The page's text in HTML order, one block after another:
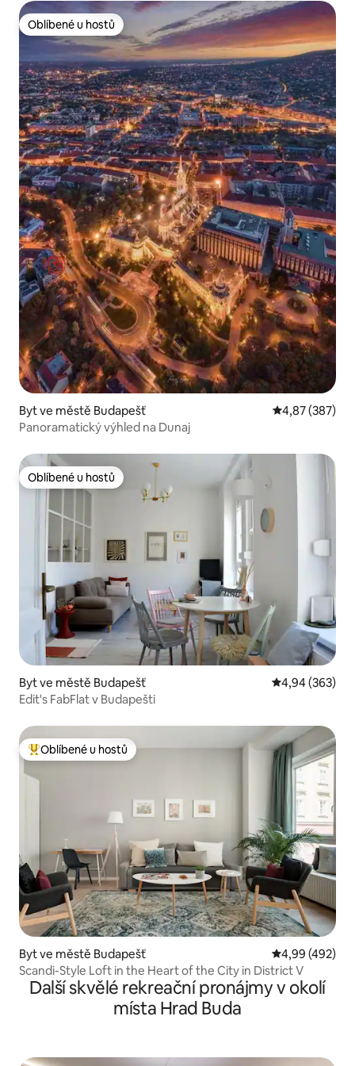
Oblíbené u hostů
Oblíbené u hostů
Byt ve městě Budapešť Průměrné
4,87 (387)
Panoramatický výhled na Dunaj
Oblíbené u hostů
Oblíbené u hostů
Byt ve městě Budapešť Průměrné
4,94 (363)
Edit's FabFlat v Budapešti
Nejlepší v kategorii Oblíbené u hostů
Oblíbené u hostů
Byt ve městě Budapešť Průměrné
4,99 (492)
Scandi-Style Loft in the Heart of the City in District V
Další skvělé rekreační pronájmy v okolí
místa Hrad Buda